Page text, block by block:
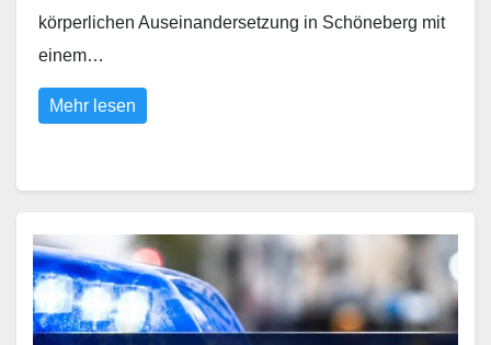
körperlichen Auseinandersetzung in Schöneberg mit
einem…
Mehr lesen